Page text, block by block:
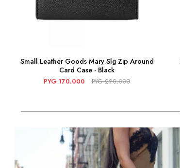
Small Leather Goods Mary Slg Zip Around
Card Case - Black
PYG 170.000 PYG 290.000